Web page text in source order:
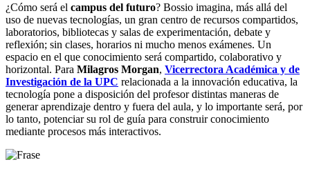
¿Cómo será el campus del futuro? Bossio imagina, más allá del
uso de nuevas tecnologías, un gran centro de recursos compartidos,
laboratorios, bibliotecas y salas de experimentación, debate y
reflexión; sin clases, horarios ni mucho menos exámenes. Un
espacio en el que conocimiento será compartido, colaborativo y
horizontal. Para Milagros Morgan, Vicerrectora Académica y de
Investigación de la UPC relacionada a la innovación educativa, la
tecnología pone a disposición del profesor distintas maneras de
generar aprendizaje dentro y fuera del aula, y lo importante será, por
lo tanto, potenciar su rol de guía para construir conocimiento
mediante procesos más interactivos.